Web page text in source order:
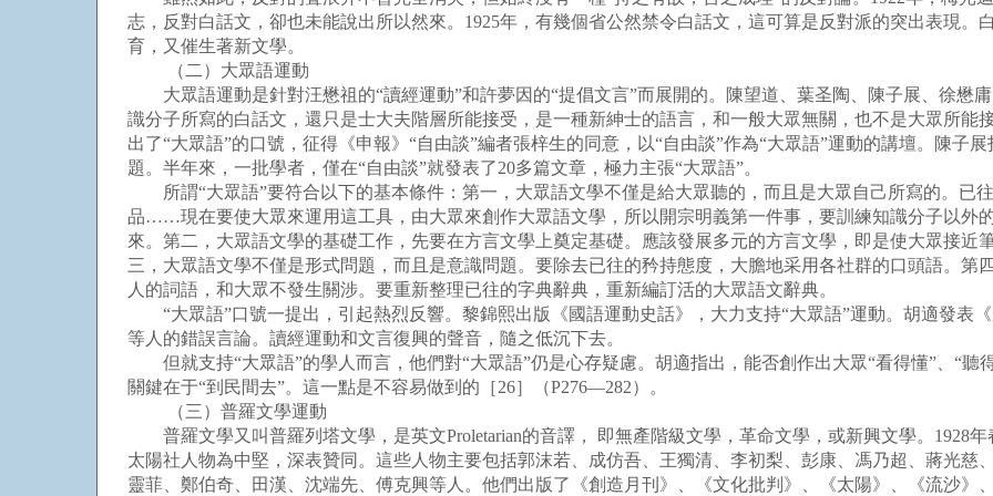
志，反對白話文，卻也未能說出所以然來。1925年，有幾個省公然禁令白話文，這可算是反對派的突出表現。
育，又催生著新文學。
（二）大眾語運動
大眾語運動是針對汪懋祖的“讀經運動”和許夢因的“提倡文言”而展開的。陳望道、葉圣陶、陳子展、徐懋
識分子所寫的白話文，還只是士大夫階層所能接受，是一種新紳士的語言，和一般大眾無關，也不是大眾所能
出了“大眾語”的口號，征得《申報》“自由談”編者張梓生的同意，以“自由談”作為“大眾語”運動的講壇。陳
題。半年來，一批學者，僅在“自由談”就發表了20多篇文章，極力主張“大眾語”。
所謂“大眾語”要符合以下的基本條件：第一，大眾語文學不僅是給大眾聽的，而且是大眾自己所寫的。已
品……現在要使大眾來運用這工具，由大眾來創作大眾語文學，所以開宗明義第一件事，要訓練知識分子以外
來。第二，大眾語文學的基礎工作，先要在方言文學上奠定基礎。應該發展多元的方言文學，即是使大眾接近
三，大眾語文學不僅是形式問題，而且是意識問題。要除去已往的矜持態度，大膽地采用各社群的口頭語。第
人的詞語，和大眾不發生關涉。要重新整理已往的字典辭典，重新編訂活的大眾語文辭典。
“大眾語”口號一提出，引起熱烈反響。黎錦熙出版《國語運動史話》，大力支持“大眾語”運動。胡適發表
等人的錯誤言論。讀經運動和文言復興的聲音，隨之低沉下去。
但就支持“大眾語”的學人而言，他們對“大眾語”仍是心存疑慮。胡適指出，能否創作出大眾“看得懂”、“聽
關鍵在于“到民間去”。這一點是不容易做到的［26］（P276—282）。
（三）普羅文學運動
普羅文學又叫普羅列塔文學，是英文Proletarian的音譯， 即無產階級文學，革命文學，或新興文學。1928
太陽社人物為中堅，深表贊同。這些人物主要包括郭沫若、成仿吾、王獨清、李初梨、彭康、馮乃超、蔣光慈
靈菲、鄭伯奇、田漢、沈端先、傅克興等人。他們出版了《創造月刊》、《文化批判》、《太陽》、《流沙》